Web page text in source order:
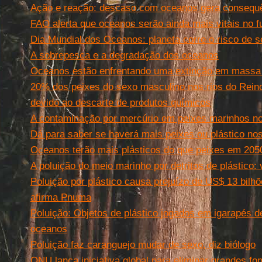
Ação e reação: descaso com oceanos gera
FAO alerta que oceanos serão ainda mais vitais no
Dia Mundial dos Oceanos: planeta corre o risco de
A sobrepesca e a degradação dos oceanos
Oceanos estão enfrentando uma extinção em
20% dos peixes do sexo masculino nos rios do
devido ao descarte de produtos químicos
A contaminação por mercúrio em peixes marinhos
Dá para saber se haverá mais peixes ou plástico
Oceanos terão mais plásticos do que peixes em
A poluição do meio marinho por detritos de plástico:
Poluição por plástico causa prejuízo de US$ 13
afirma Pnuma
Poluição: Objetos de plástico jogados em igarapés
oceanos
Poluição faz caranguejo mudar de sexo, diz biólogo